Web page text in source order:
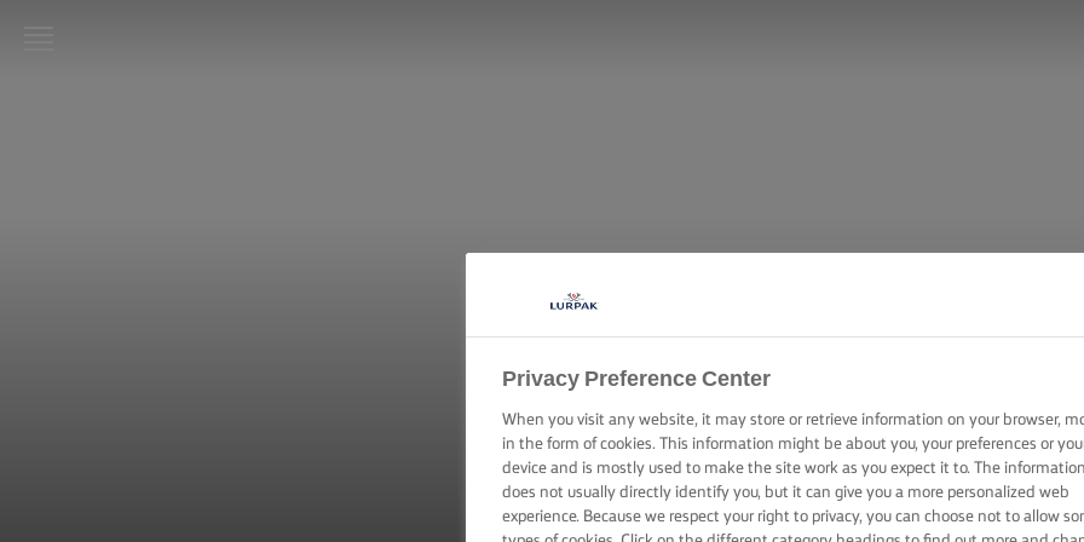
Privacy Preference Center
When you visit any website, it may store or retrieve information on your browser,
in the form of cookies. This information might be about you, your preferences or
device and is mostly used to make the site work as you expect it to. The information
does not usually directly identify you, but it can give you a more personalized web
experience. Because we respect your right to privacy, you can choose not to allow